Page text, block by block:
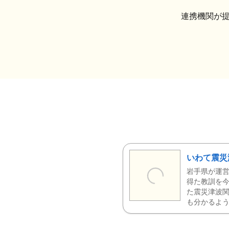
連携機関が
いわて震
岩手県が運
得た教訓を
た震災津波
も分かるよ